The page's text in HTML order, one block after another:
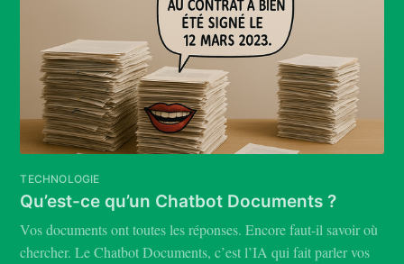
TECHNOLOGIE
Qu’est-ce qu’un Chatbot Documents ?
Vos documents ont toutes les réponses. Encore faut-il savoir où
chercher. Le Chatbot Documents, c’est l’IA qui fait parler vos